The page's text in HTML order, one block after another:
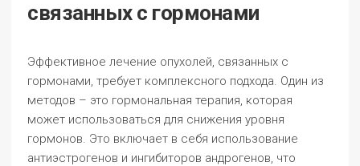
связанных с гормонами
Эффективное лечение опухолей, связанных с
гормонами, требует комплексного подхода. Один из
методов – это гормональная терапия, которая
может использоваться для снижения уровня
гормонов. Это включает в себя использование
антиэстрогенов и ингибиторов андрогенов, что